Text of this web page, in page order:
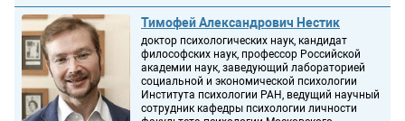
Тимофей Александрович Нестик
доктор психологических наук, кандидат
философских наук, профессор Российской
академии наук, заведующий лабораторией
социальной и экономической психологии
Института психологии РАН, ведущий научный
сотрудник кафедры психологии личности